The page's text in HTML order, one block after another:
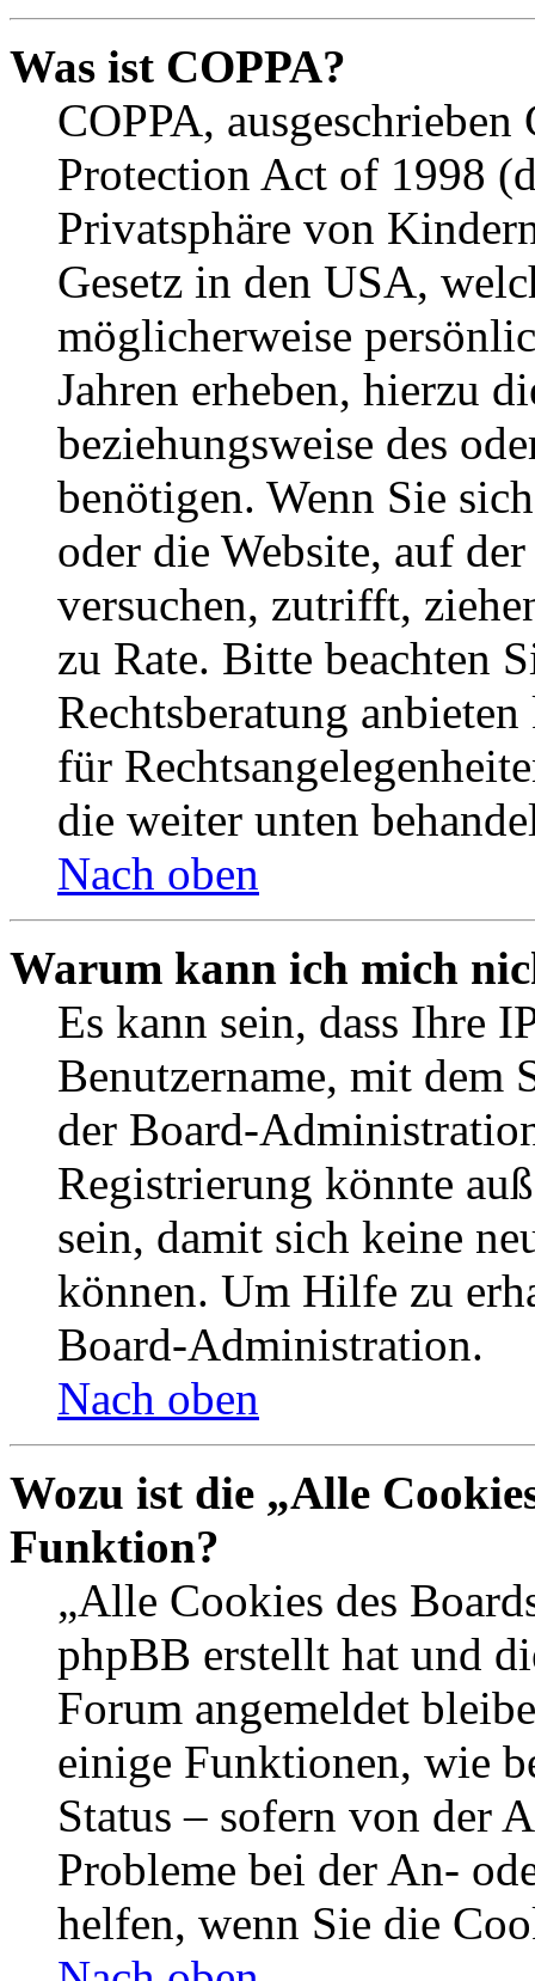
Was ist COPPA?
COPPA,
Protection Act of 1998
Privatsphäre von
Gesetz in den USA,
möglicherweise
Jahren erheben, hierzu
beziehungsweise des
benötigen. Wenn Sie
oder die Website, auf
versuchen, zutrifft,
zu Rate. Bitte beachten
Rechtsberatung
für
die weiter unten
Nach oben
Warum kann ich mich
Es kann sein, dass Ihre
Benutzername, mit dem
der Board-
Registrierung könnte
sein, damit sich keine
können. Um Hilfe zu
Board-Administration.
Nach oben
Wozu ist die „Alle
Funktion?
„Alle Cookies des
phpBB erstellt hat und
Forum angemeldet
einige Funktionen, wie
Status – sofern von der
Probleme bei der An-
helfen, wenn Sie die